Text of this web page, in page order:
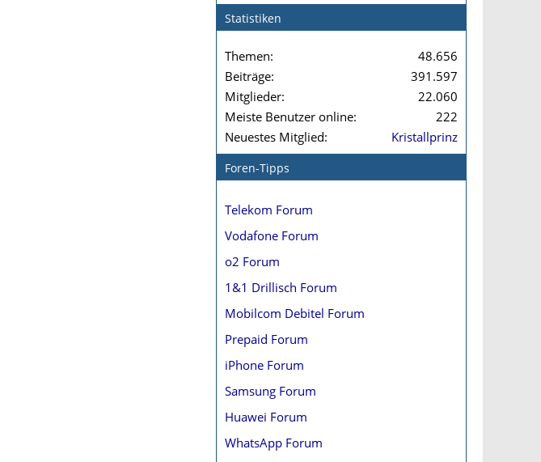
Statistiken
Themen
48.656
Beiträge
391.597
Mitglieder
22.060
Meiste Benutzer online
222
Neuestes Mitglied
Kristallprinz
Foren-Tipps
Telekom Forum
Vodafone Forum
o2 Forum
1&1 Drillisch Forum
Mobilcom Debitel Forum
Prepaid Forum
iPhone Forum
Samsung Forum
Huawei Forum
WhatsApp Forum